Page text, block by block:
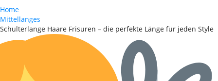
Home
Mittellanges
Schulterlange Haare Frisuren – die perfekte Länge für jeden Style